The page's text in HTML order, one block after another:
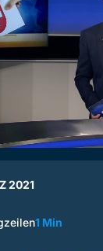
2021
1 Min